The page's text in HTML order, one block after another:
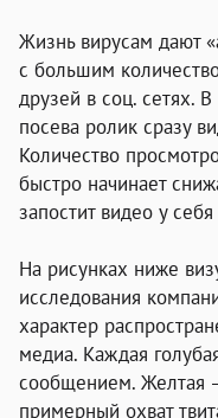
Жизнь вирусам дают
с большим
друзей в соц. сетях.
посева ролик сразу
Количество
быстро начинает
запостит видео у
На рисунках ниже
исследования
характер
медиа. Каждая
сообщением. Желтая
примерный охват